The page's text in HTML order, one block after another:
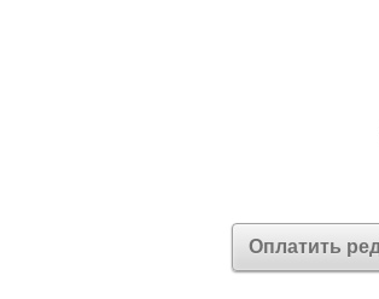
Оплатить